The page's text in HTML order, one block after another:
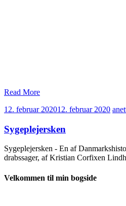
Read More
12. februar 202012. februar 2020
Sygeplejersken
Sygeplejersken - En af
drabssager, af Kristian Corfixen
Velkommen til min bogside